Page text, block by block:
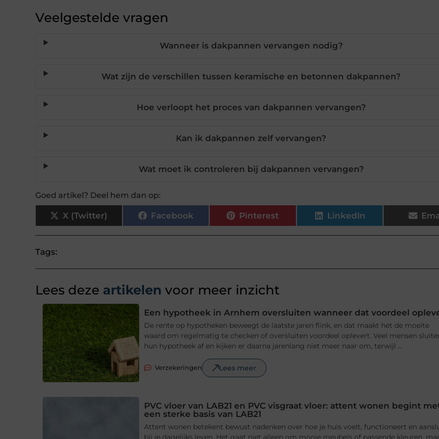
Veelgestelde vragen
Wanneer is dakpannen vervangen nodig?
Wat zijn de verschillen tussen keramische en betonnen dakpannen?
Hoe verloopt het proces van dakpannen vervangen?
Kan ik dakpannen zelf vervangen?
Wat moet ik controleren bij dakpannen vervangen?
Goed artikel? Deel hem dan op:
X (Twitter) Facebook Pinterest LinkedIn
Tags:
Lees deze artikelen voor meer inzicht
Een hypotheek in Arnhem oversluiten wanneer dat voordeel
De rente op hypotheken beweegt de laatste jaren flink, en dat maakt het de moeite
waard om regelmatig te checken of oversluiten voordeel oplevert. Veel mensen
hun hypotheek af en kijken er daarna jarenlang niet meer naar om, terwijl ...
Verzekeringen Lees meer
PVC vloer van LAB21 en PVC visgraat vloer: attent wonen begint
een sterke basis van LAB21
Attent wonen betekent bewust nadenken over hoe je huis voelt, functioneert en
bij je dagelijks leven. Het gaat niet alleen om mooie meubels of passende kleuren,